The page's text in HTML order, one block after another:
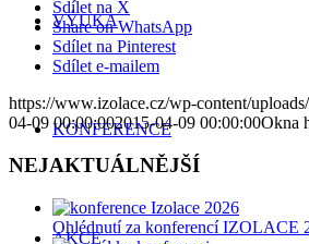
VÝUKA
KONFERENCE
AKCE
Sdílet na X
Share on WhatsApp
Sdílet na Pinterest
Sdílet e-mailem
https://www.izolace.cz/wp-content/
04-09 00:00:002015-04-09 00:00:00Okna
NEJAKTUÁLNĚJŠÍ
Ohlédnutí za konferencí IZOLACE